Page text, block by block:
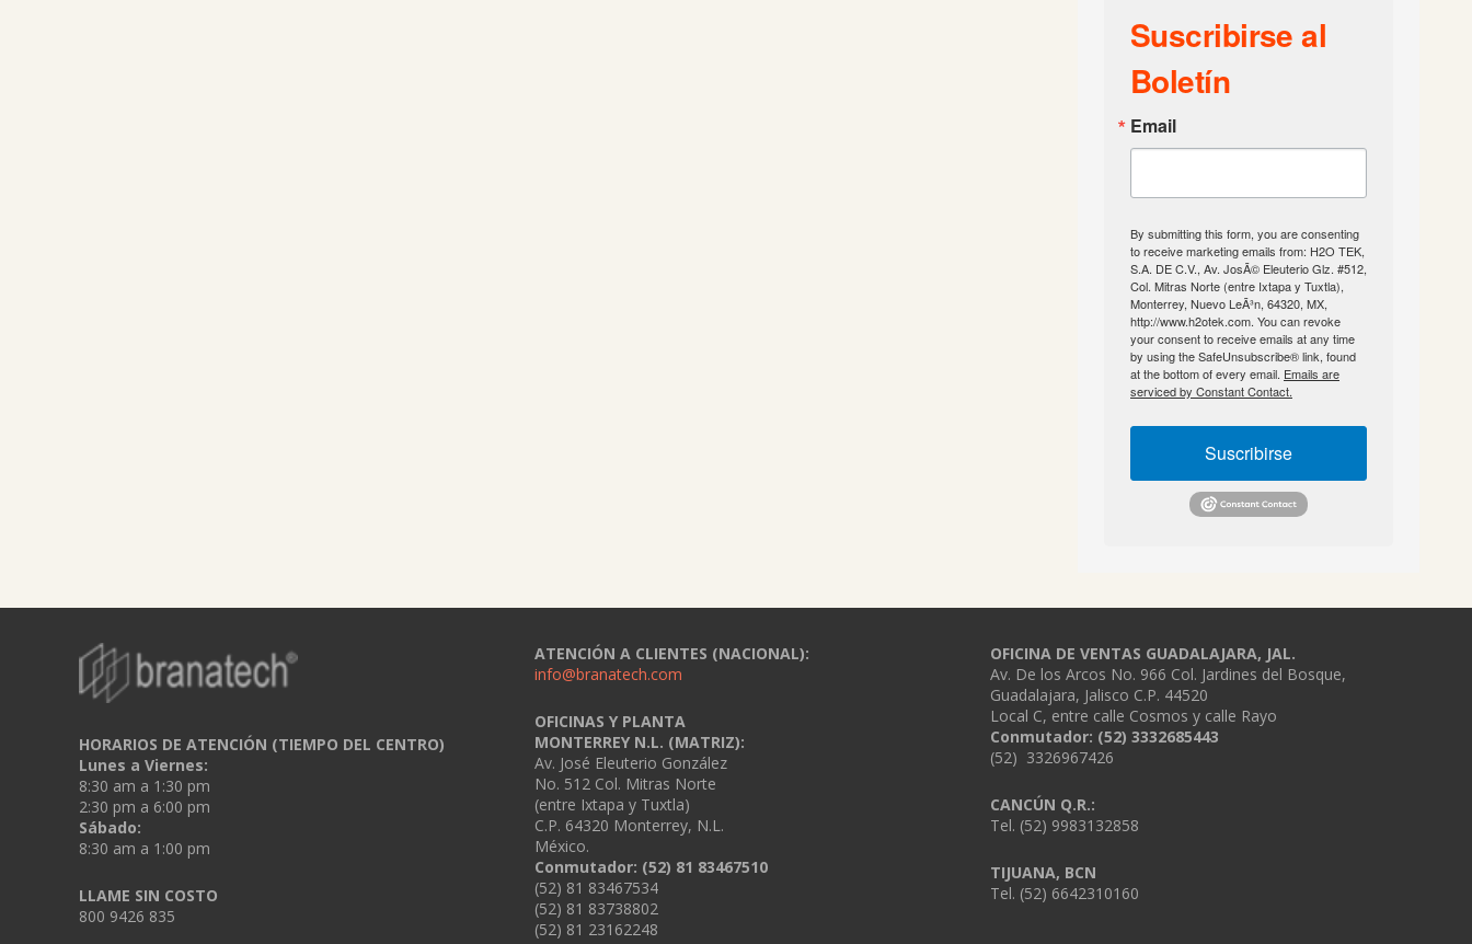
Suscribirse al
Boletín
Email
By submitting this form, you are consenting
to receive marketing emails from: H2O TEK,
S.A. DE C.V., Av. JosÃ© Eleuterio Glz. #512,
Col. Mitras Norte (entre Ixtapa y Tuxtla),
Monterrey, Nuevo LeÃ³n, 64320, MX,
http://www.h2otek.com. You can revoke
your consent to receive emails at any time
by using the SafeUnsubscribe® link, found
at the bottom of every email. Emails are
serviced by Constant Contact.
Suscribirse
HORARIOS DE ATENCIÓN (TIEMPO DEL CENTRO)
Lunes a Viernes:
8:30 am a 1:30 pm
2:30 pm a 6:00 pm
Sábado:
8:30 am a 1:00 pm
LLAME SIN COSTO
800 9426 835
ATENCIÓN A CLIENTES (NACIONAL):
info@branatech.com
OFICINAS Y PLANTA
MONTERREY N.L. (MATRIZ):
Av. José Eleuterio González
No. 512 Col. Mitras Norte
(entre Ixtapa y Tuxtla)
C.P. 64320 Monterrey, N.L.
México.
Conmutador: (52) 81 83467510
(52) 81 83467534
(52) 81 83738802
(52) 81 23162248
OFICINA DE VENTAS GUADALAJARA, JAL.
Av. De los Arcos No. 966 Col. Jardines del Bosque,
Guadalajara, Jalisco C.P. 44520
Local C, entre calle Cosmos y calle Rayo
Conmutador: (52) 3332685443
(52) 3326967426
CANCÚN Q.R.:
Tel. (52) 9983132858
TIJUANA, BCN
Tel. (52) 6642310160